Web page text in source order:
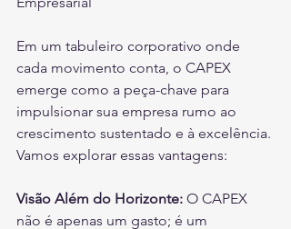
Em um tabuleiro corporativo onde
cada movimento conta, o CAPEX
emerge como a peça-chave para
impulsionar sua empresa rumo ao
crescimento sustentado e à excelência.
Vamos explorar essas vantagens:
Visão Além do Horizonte: O CAPEX
não é apenas um gasto; é um